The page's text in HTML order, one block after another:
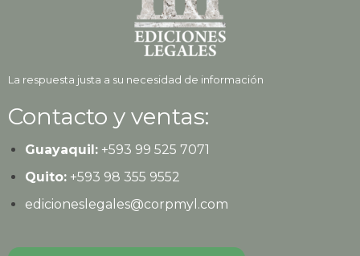
La respuesta justa a su necesidad de información
Contacto y ventas:
Guayaquil:+593 99 525 7071
Quito:+593 98 355 9552
edicioneslegales@corpmyl.com